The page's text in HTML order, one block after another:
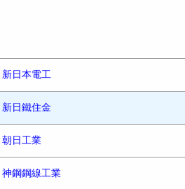
新日本電工
新日鐵住金
朝日工業
神鋼鋼線工業